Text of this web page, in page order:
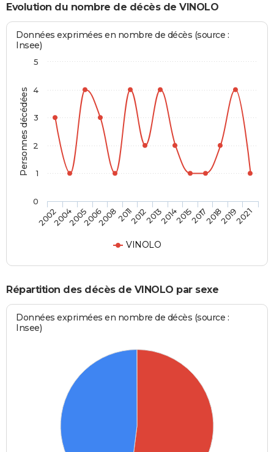
Evolution du nombre de décès de VINOLO
Personnes décédées
Données exprimées en nombre de décès (source :
Insee)
VINOLO
20022004200520062008201120122013201420152017201820192021
0
1
2
3
4
5
Répartition des décès de VINOLO par sexe
Données exprimées en nombre de décès (source :
Insee)